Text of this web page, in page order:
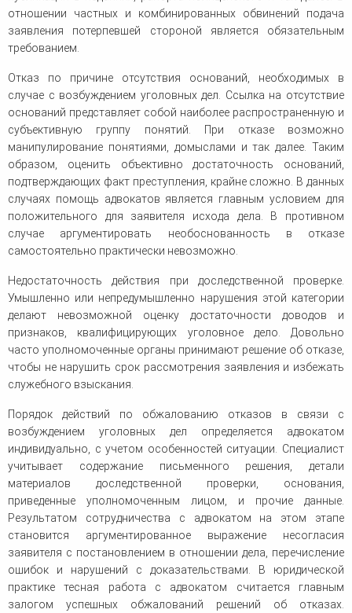
отношении частных и комбинированных обвинений подача
заявления потерпевшей стороной является обязательным
требованием.
Отказ по причине отсутствия оснований, необходимых в
случае с возбуждением уголовных дел. Ссылка на отсутствие
оснований представляет собой наиболее распространенную и
субъективную группу понятий. При отказе возможно
манипулирование понятиями, домыслами и так далее. Таким
образом, оценить объективно достаточность оснований,
подтверждающих факт преступления, крайне сложно. В данных
случаях помощь адвокатов является главным условием для
положительного для заявителя исхода дела. В противном
случае аргументировать необоснованность в отказе
самостоятельно практически невозможно.
Недостаточность действия при доследственной проверке.
Умышленно или непредумышленно нарушения этой категории
делают невозможной оценку достаточности доводов и
признаков, квалифицирующих уголовное дело. Довольно
часто уполномоченные органы принимают решение об отказе,
чтобы не нарушить срок рассмотрения заявления и избежать
служебного взыскания.
Порядок действий по обжалованию отказов в связи с
возбуждением уголовных дел определяется адвокатом
индивидуально, с учетом особенностей ситуации. Специалист
учитывает содержание письменного решения, детали
материалов доследственной проверки, основания,
приведенные уполномоченным лицом, и прочие данные.
Результатом сотрудничества с адвокатом на этом этапе
становится аргументированное выражение несогласия
заявителя с постановлением в отношении дела, перечисление
ошибок и нарушений с доказательствами. В юридической
практике тесная работа с адвокатом считается главным
залогом успешных обжалований решений об отказах.